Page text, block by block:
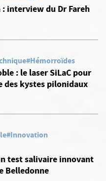
interview du Dr Fareh
#Hémorroïdes
: le laser SiLaC pour
des kystes pilonidaux
#Innovation
test salivaire innovant
Belledonne